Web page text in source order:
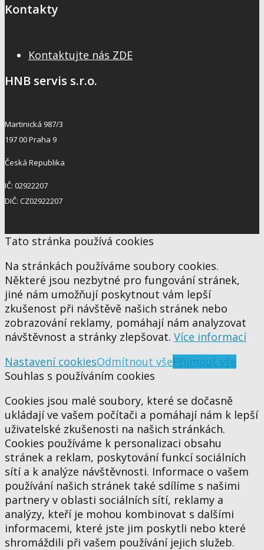
Kontakty
Kontaktujte nás ZDE
HNB servis s.r.o.
Martinická 987/3
197 00 Praha 9
Česká Republika
IČ: 02922207
DIČ: CZ02922207
Tato stránka používá cookies
Na stránkách používáme soubory cookies.
Některé jsou nezbytné pro fungování stránek,
jiné nám umožňují poskytnout vám lepší
zkušenost při návštěvě našich stránek nebo
zobrazování reklamy, pomáhají nám analyzovat
návštěvnost a stránky zlepšovat. Více informací
Nastavení cookiesOdmítnout všePřijmout vše
Souhlas s používáním cookies
Cookies jsou malé soubory, které se dočasně
ukládají ve vašem počítači a pomáhají nám k lepší
uživatelské zkušenosti na našich stránkách.
Cookies používáme k personalizaci obsahu
stránek a reklam, poskytování funkcí sociálních
sítí a k analýze návštěvnosti. Informace o vašem
používání našich stránek také sdílíme s našimi
partnery v oblasti sociálních sítí, reklamy a
analýzy, kteří je mohou kombinovat s dalšími
informacemi, které jste jim poskytli nebo které
shromáždili při vašem používání jejich služeb.